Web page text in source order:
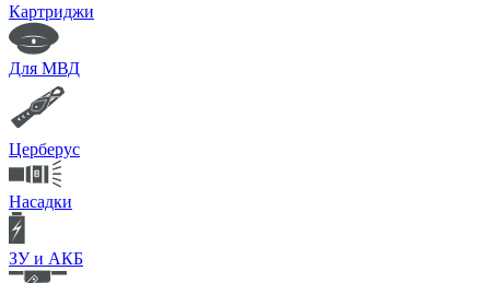
Картриджи
Для МВД
Церберус
Насадки
ЗУ и АКБ